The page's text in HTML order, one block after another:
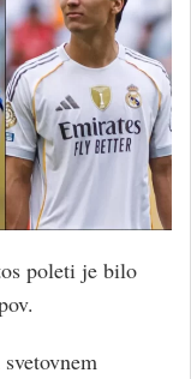
poleti je bilo